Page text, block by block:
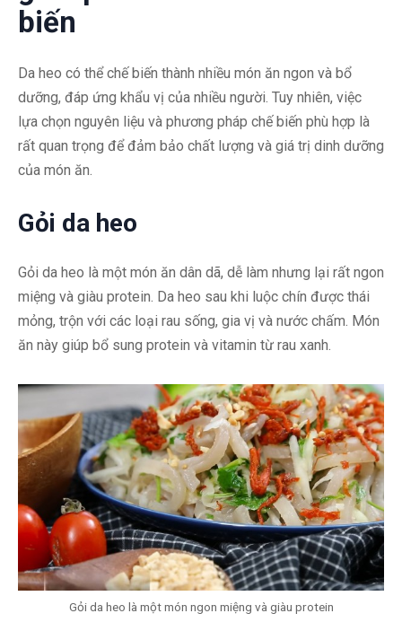
biến
Da heo có thể chế biến thành nhiều món ăn ngon và bổ
dưỡng, đáp ứng khẩu vị của nhiều người. Tuy nhiên, việc
lựa chọn nguyên liệu và phương pháp chế biến phù hợp là
rất quan trọng để đảm bảo chất lượng và giá trị dinh dưỡng
của món ăn.
Gỏi da heo
Gỏi da heo là một món ăn dân dã, dễ làm nhưng lại rất ngon
miệng và giàu protein. Da heo sau khi luộc chín được thái
mỏng, trộn với các loại rau sống, gia vị và nước chấm. Món
ăn này giúp bổ sung protein và vitamin từ rau xanh.
Gỏi da heo là một món ngon miệng và giàu protein